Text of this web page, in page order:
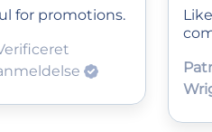
for promotions.